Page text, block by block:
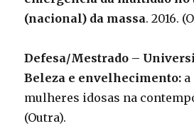
(nacional) da massa. 2016.
Defesa/Mestrado –
Beleza e envelhecimento: a
mulheres idosas na
(Outra).